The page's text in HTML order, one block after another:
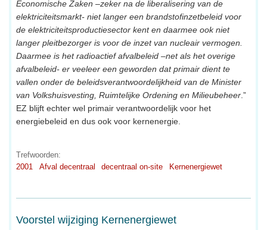
Economische Zaken –zeker na de liberalisering van de
elektriciteitsmarkt- niet langer een brandstofinzetbeleid voor
de elektriciteitsproductiesector kent en daarmee ook niet
langer pleitbezorger is voor de inzet van nucleair vermogen.
Daarmee is het radioactief afvalbeleid –net als het overige
afvalbeleid- er veeleer een geworden dat primair dient te
vallen onder de beleidsverantwoordelijkheid van de Minister
van Volkshuisvesting, Ruimtelijke Ordening en Milieubeheer.”
EZ blijft echter wel primair verantwoordelijk voor het
energiebeleid en dus ook voor kernenergie.
Trefwoorden:
2001
Afval decentraal decentraal on-site Kernenergiewet
Voorstel wijziging Kernenergiewet